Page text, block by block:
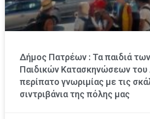
Δήμος Πατρέων : Τα παιδιά
Παιδικών Κατασκηνώσεων
περίπατο γνωριμίας με τις
σιντριβάνια της πόλης μας